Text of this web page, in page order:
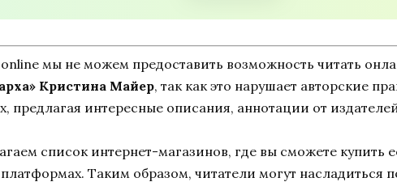
мы не можем предоставить возможность читать
Кристина Майер, так как это нарушает авторские
предлагая интересные описания, аннотации от
список интернет-магазинов, где вы сможете купить
Таким образом, читатели могут насладиться